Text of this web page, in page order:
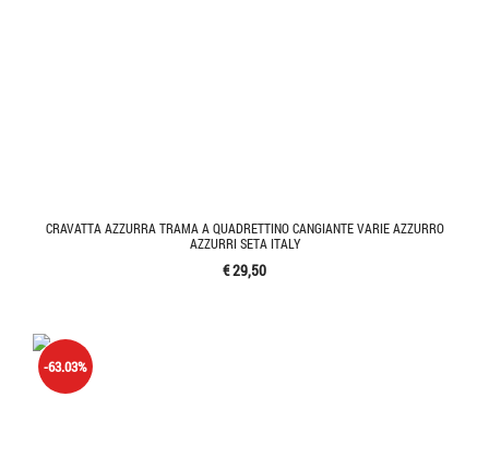
CRAVATTA AZZURRA TRAMA A QUADRETTINO CANGIANTE VARIE AZZURRO
AZZURRI SETA ITALY
€ 29,50
-63.03%